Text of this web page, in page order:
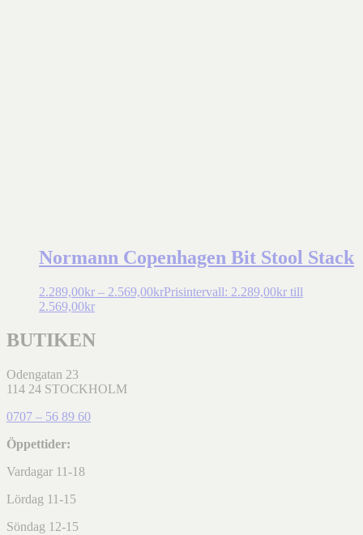
Normann Copenhagen Bit Stool Stack
2.289,00kr – 2.569,00krPrisintervall: 2.289,00kr till
2.569,00kr
BUTIKEN
Odengatan 23
114 24 STOCKHOLM
0707 – 56 89 60
Öppettider:
Vardagar 11-18
Lördag 11-15
Söndag 12-15